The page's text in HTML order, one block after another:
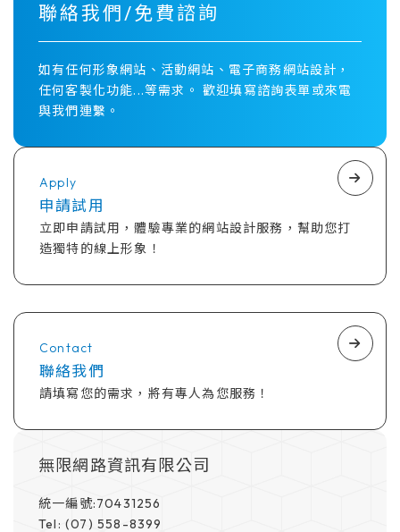
聯絡我們/免費諮詢
如有任何形象網站、活動網站、電子商務網站設計，
任何客製化功能...等需求。 歡迎填寫諮詢表單或來電
與我們連繫。
Apply
申請試用
立即申請試用，體驗專業的網站設計服務，幫助您打
造獨特的線上形象！
Contact
聯絡我們
請填寫您的需求，將有專人為您服務！
無限網路資訊有限公司
統一編號:70431256
Tel: (07) 558-8399